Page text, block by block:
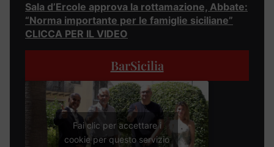
Sala d’Ercole approva la rottamazione, Abbate:
“Norma importante per le famiglie siciliane”
CLICCA PER IL VIDEO
BarSicilia
Fai clic per accettare i
cookie per questo servizio